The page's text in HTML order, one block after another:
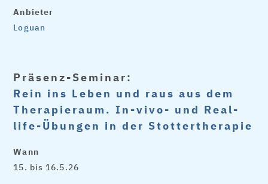
Anbieter
Loguan
Präsenz-Seminar:
Rein ins Leben und raus aus dem
Therapieraum. In-vivo- und Real-
life-Übungen in der Stottertherapie
Wann
15. bis 16.5.26